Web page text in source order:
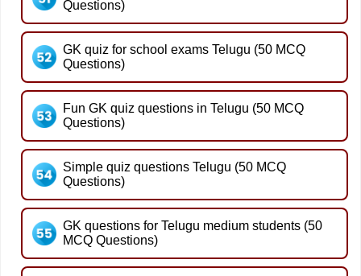
Questions)
GK quiz for school exams Telugu (50 MCQ
Questions)
Fun GK quiz questions in Telugu (50 MCQ
Questions)
Simple quiz questions Telugu (50 MCQ
Questions)
GK questions for Telugu medium students (50
MCQ Questions)